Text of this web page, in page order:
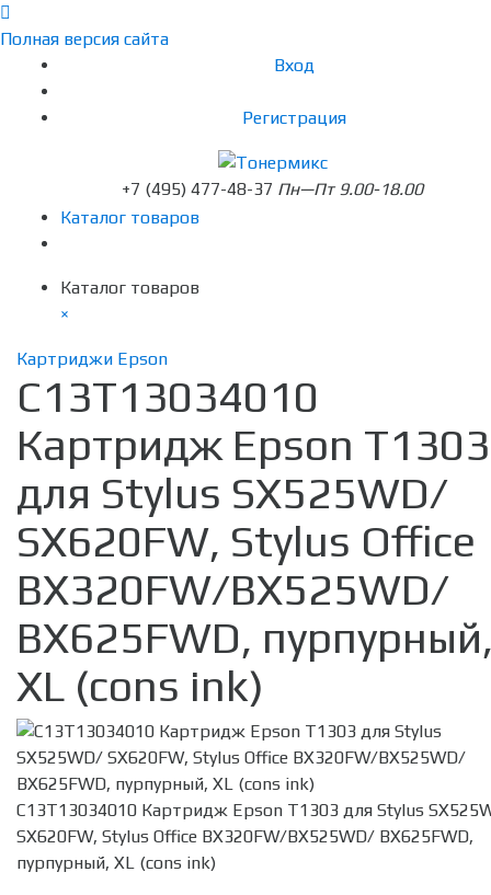
Полная версия сайта
Вход
Регистрация
+7 (495) 477-48-37 Пн—Пт 9.00-18.00
Каталог товаров
Каталог товаров
×
Картриджи Epson
C13T13034010
Картридж Epson T1303
для Stylus SX525WD/
SX620FW, Stylus Office
BX320FW/BX525WD/
BX625FWD,
XL (cons ink)
C13T13034010 Картридж Epson T1303 для Stylus
SX620FW, Stylus Office BX320FW/BX525WD/ BX625FWD,
пурпурный, XL (cons ink)